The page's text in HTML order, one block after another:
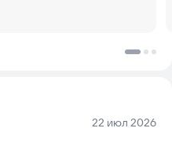
Дата:
22 июл 2026